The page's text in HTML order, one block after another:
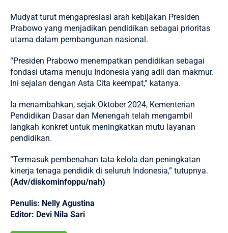
Mudyat turut mengapresiasi arah kebijakan Presiden
Prabowo yang menjadikan pendidikan sebagai prioritas
utama dalam pembangunan nasional.
“Presiden Prabowo menempatkan pendidikan sebagai
fondasi utama menuju Indonesia yang adil dan makmur.
Ini sejalan dengan Asta Cita keempat,” katanya.
Ia menambahkan, sejak Oktober 2024, Kementerian
Pendidikan Dasar dan Menengah telah mengambil
langkah konkret untuk meningkatkan mutu layanan
pendidikan.
“Termasuk pembenahan tata kelola dan peningkatan
kinerja tenaga pendidik di seluruh Indonesia,” tutupnya.
(Adv/diskominfoppu/nah)
Penulis: Nelly Agustina
Editor: Devi Nila Sari